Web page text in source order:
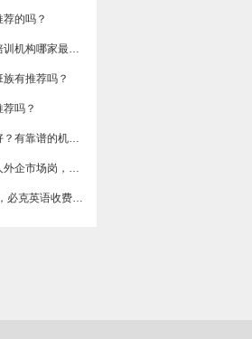
的吗？
想问一下！你们知道全国成人英语培训机构哪家最好吗？收费多少呢？
有推荐吗？
吗？
成人英语口语线上一对一学习哪里好？有靠谱的机构可以推荐吗？
​北京商务英语培训机构哪家好？本人外企市场岗，急需提升谈判和汇报口语，求真实体验分享，广告勿扰，谢谢
2026最新必克英语口语培训怎么样，必克英语收费价格多少？